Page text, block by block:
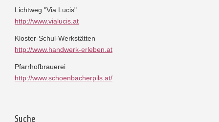
Lichtweg "Via Lucis"
http://www.vialucis.at
Kloster-Schul-Werkstätten
http://www.handwerk-erleben.at
Pfarrhofbrauerei
http://www.schoenbacherpils.at/
Suche